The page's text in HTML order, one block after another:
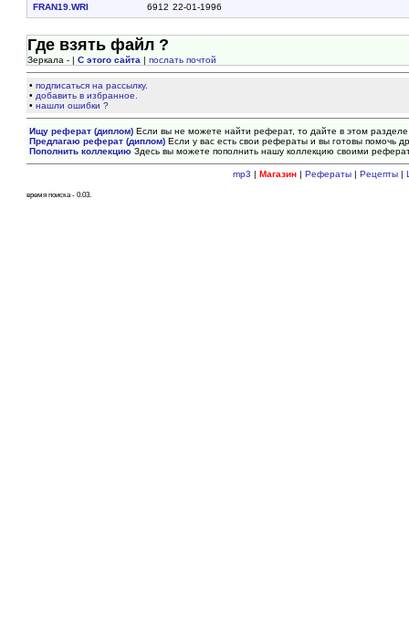
FRAN19.WRI
6912 22-01-1996
Где взять файл ?
Зеркала - |С этого сайта |послать почтой
•подписаться на рассылку.
• добавить в избранное.
•нашли ошибки ?
Ищу реферат (диплом) Если вы не можете найти реферат, то дайте в этом
Предлагаю реферат (диплом) Если у вас есть свои рефераты и вы готовы помочь
Пополнить коллекцию Здесь вы можете пополнить нашу коллекцию своими
mp3 | Магазин| Рефераты| Рецепты|
время поиска - 0.03.